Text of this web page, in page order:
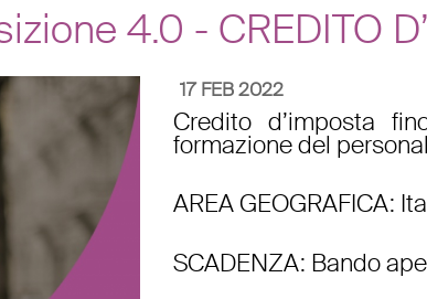
4.0 - CREDITO
17 FEB 2022
Credito d’imposta
formazione del
AREA GEOGRAFICA:
SCADENZA: Bando